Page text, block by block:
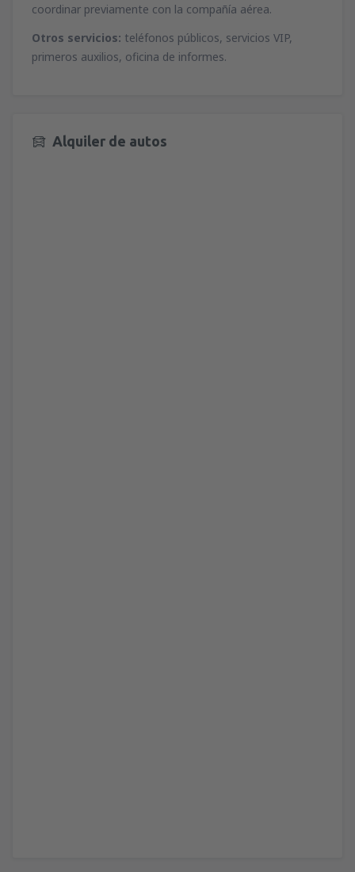
coordinar previamente con la compañía aérea.
Otros servicios: teléfonos públicos, servicios VIP,
primeros auxilios, oficina de informes.
Alquiler de autos